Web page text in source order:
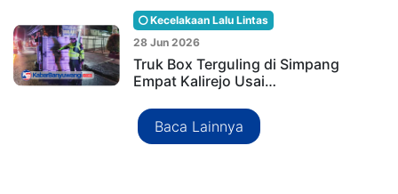
Kecelakaan Lalu Lintas
28 Jun 2026
Truk Box Terguling di Simpang
Empat Kalirejo Usai…
Baca Lainnya